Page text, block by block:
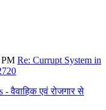
PM Re: Currupt System in
वैवाहिक एवं रोजगार से